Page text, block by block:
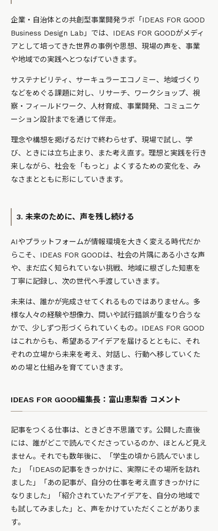
企業・自治体との共創型事業開発ラボ「IDEAS FOR GOOD
Business Design Lab」では、IDEAS FOR GOODがメディ
アとして培ってきた世界の事例や思想、現場の声を、事業
や地域での実践へとつなげていきます。
サステナビリティ、サーキュラーエコノミー、地域づくり
などをめぐる課題に対し、リサーチ、ワークショップ、視
察・フィールドワーク、人材育成、事業開発、コミュニケ
ーション設計までを通じて伴走。
理念や構想を掲げるだけで終わらせず、現場で試し、学
び、ときには立ち止まり、また考え直す。理想と実践を行き
来しながら、社会を「もっと」よくするための変化を、み
なさまとともに形にしていきます。
3. 未来のために、声を残し続ける
AIやプラットフォームが情報環境を大きく変える時代だか
らこそ、IDEAS FOR GOODは、社会の片隅にある小さな声
や、まだ広く知られていない挑戦、地域に根ざした知恵を
丁寧に記録し、次の世代へ手渡していきます。
未来は、誰かが完成させてくれるものではありません。多
様な人々の経験や想像力、問いや試行錯誤が重なり合うな
かで、少しずつ形づくられていくもの。IDEAS FOR GOOD
はこれからも、希望あるアイデアを届けるとともに、それ
ぞれの立場から未来を考え、対話し、行動へ移していくた
めの場と仕組みを育てていきます。
IDEAS FOR GOOD編集長：富山恵梨香 コメント
記事をつくる仕事は、ときどき不思議です。公開した直後
には、誰がどこで読んでくださっているのか、ほとんど見え
ません。それでも数年後に、「学生の頃から読んでいまし
た」「IDEASの記事をきっかけに、実際にその場所を訪れ
ました」「あの記事が、自分の仕事を考え直すきっかけに
なりました」「紹介されていたアイデアを、自分の地域で
も試してみました」と、声をかけていただくことがありま
す。